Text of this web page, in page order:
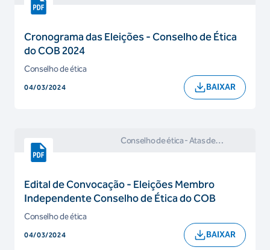
Cronograma das Eleições - Conselho de Ética
do COB 2024
Conselho de ética
04/03/2024 BAIXAR
Conselho de ética- Atas de
Edital de Convocação - Eleições Membro
Independente Conselho de Ética do COB
Conselho de ética
04/03/2024 BAIXAR